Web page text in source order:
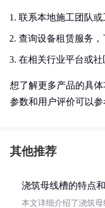
联系本地施工团队或
查询设备租赁服务，
在相关行业平台或社
想了解更多产品的具
参数和用户评价可以参
其他推荐
浇筑母线槽的特点
本文详细介绍了浇筑母